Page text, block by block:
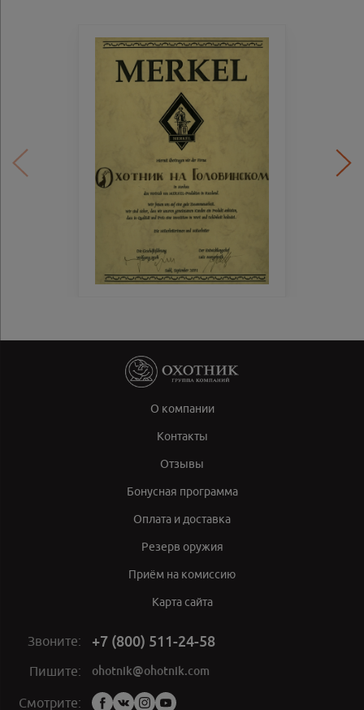
О компании
Контакты
Отзывы
Бонусная программа
Оплата и доставка
Резерв оружия
Приём на комиссию
Карта сайта
Звоните: +7 (800) 511-24-58
Пишите: ohotnik@ohotnik.com
Смотрите:
Мы